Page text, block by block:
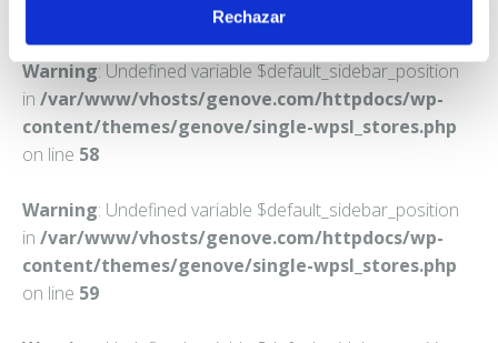
Rechazar
Warning: Undefined variable $default_sidebar_position
in /var/www/vhosts/genove.com/httpdocs/wp-
content/themes/genove/single-wpsl_stores.php
on line 58
Warning: Undefined variable $default_sidebar_position
in /var/www/vhosts/genove.com/httpdocs/wp-
content/themes/genove/single-wpsl_stores.php
on line 59